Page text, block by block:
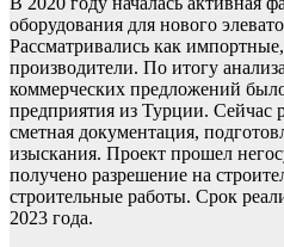
оборудования для нового
Рассматривались как
производители. По итогу
коммерческих предложений
предприятия из Турции. Сейчас
сметная документация,
изыскания. Проект прошел
получено разрешение на
строительные работы. Срок
2023 года.